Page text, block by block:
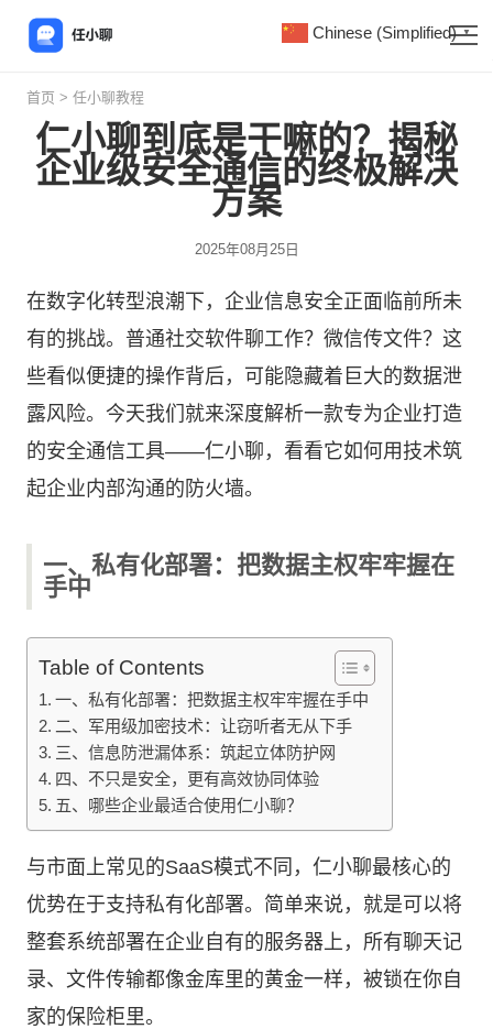
首页 > 任小聊教程
仁小聊到底是干嘛的？揭秘
企业级安全通信的终极解决
方案
2025年08月25日
在数字化转型浪潮下，企业信息安全正面临前所未
有的挑战。普通社交软件聊工作？微信传文件？这
些看似便捷的操作背后，可能隐藏着巨大的数据泄
露风险。今天我们就来深度解析一款专为企业打造
的安全通信工具——仁小聊，看看它如何用技术筑
起企业内部沟通的防火墙。
一、私有化部署：把数据主权牢牢握在
手中
Table of Contents
一、私有化部署：把数据主权牢牢握在手中
二、军用级加密技术：让窃听者无从下手
三、信息防泄漏体系：筑起立体防护网
四、不只是安全，更有高效协同体验
五、哪些企业最适合使用仁小聊？
与市面上常见的SaaS模式不同，仁小聊最核心的
优势在于支持私有化部署。简单来说，就是可以将
整套系统部署在企业自有的服务器上，所有聊天记
录、文件传输都像金库里的黄金一样，被锁在你自
家的保险柜里。
Chinese (Simplified) ▼